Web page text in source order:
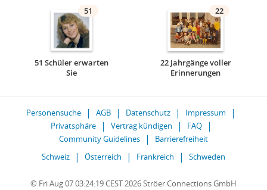
51
51 Schüler erwarten
Sie
22
22 Jahrgänge voller
Erinnerungen
Personensuche AGB Datenschutz
Impressum
Privatsphäre
Vertrag kündigen
FAQ
Community Guidelines
Barrierefreiheit
Schweiz
Österreich Frankreich Schweden
© Fri Aug 07 03:24:19 CEST 2026 Ströer Connections GmbH